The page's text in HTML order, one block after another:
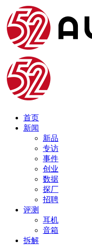
首页
新闻
新品
专访
事件
创业
数据
探厂
招聘
评测
耳机
音箱
拆解